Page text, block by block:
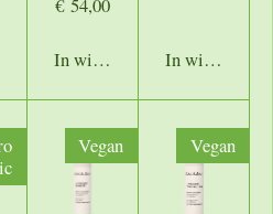
€ 54,00
In winkelwagenIn
Vegan Vegan